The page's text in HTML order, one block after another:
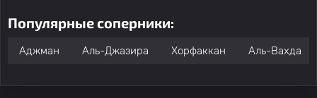
Популярные соперники:
Аджман Аль-Джазира Хорфаккан Аль-Вахда